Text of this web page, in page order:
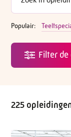
Populair:
225